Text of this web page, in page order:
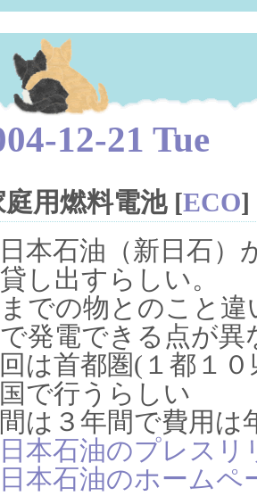
12-21 Tue
庭用燃料電池[ECO]
本石油（新日石）
し出すらしい。
での物とのこと
発電できる点が異
は首都圏(１都１
で行うらしい
は３年間で費用は
本石油のプレスリ
本石油のホームペ